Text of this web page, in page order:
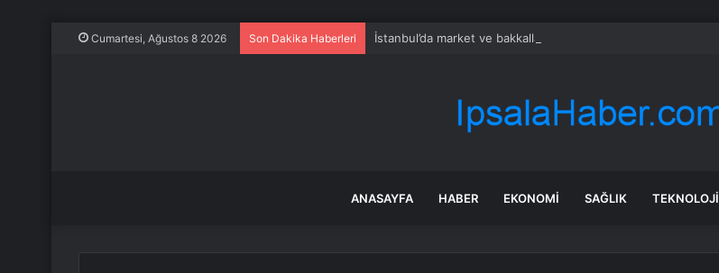
Cumartesi, Ağustos 8 2026 Son Dakika Haberleri İstanbul’da market ve bakkallarda yeni uygulama devreye girdi
ANASAYFA HABER EKONOMI SAĞLIK TEKNOLOJI